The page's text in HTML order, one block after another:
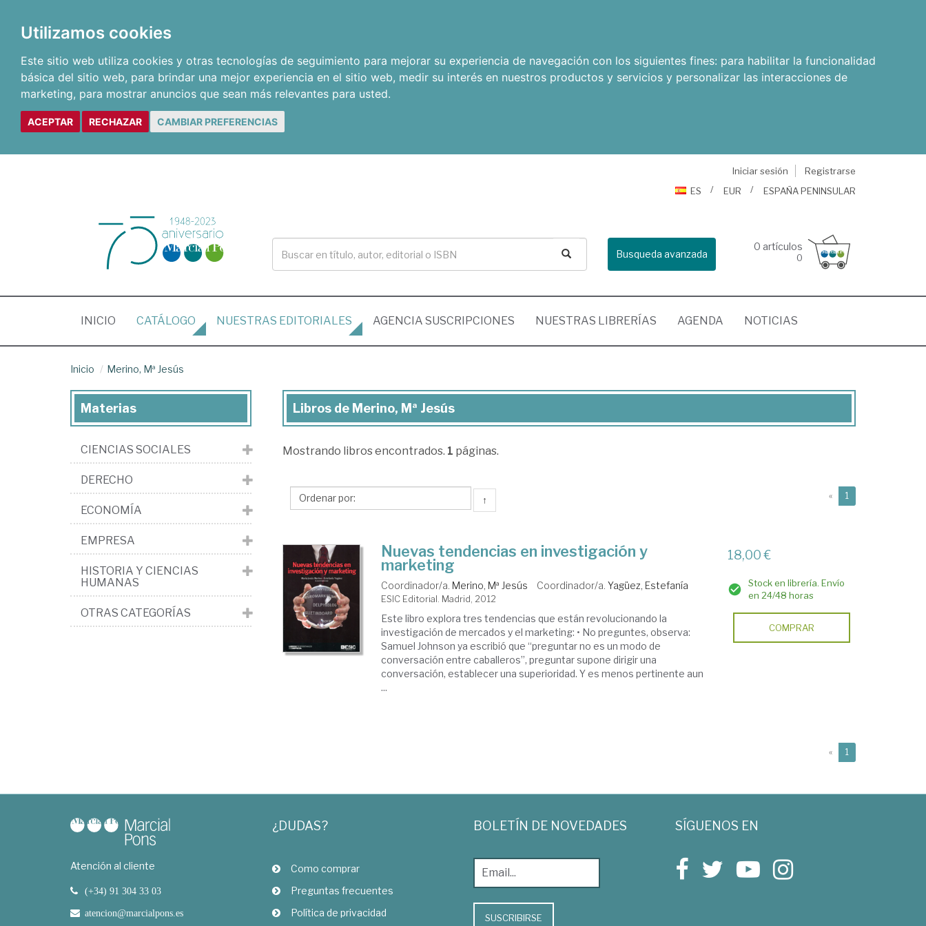
Utilizamos cookies
Este sitio web utiliza cookies y otras tecnologías de seguimiento para mejorar su experiencia de navegación con los siguientes fines: para habilitar la funcionalidad
básica del sitio web, para brindar una mejor experiencia en el sitio web, medir su interés en nuestros productos y servicios y personalizar las interacciones de
marketing, para mostrar anuncios que sean más relevantes para usted.
ACEPTAR RECHAZAR CAMBIAR PREFERENCIAS
Iniciar sesión
Registrarse
ES
EUR ESPAÑA PENINSULAR
Busqueda avanzada
0 artículos
0
INICIO (CURRENT)
CATÁLOGO NUESTRAS EDITORIALES AGENCIA SUSCRIPCIONES NUESTRAS LIBRERÍAS AGENDA NOTICIAS
Inicio Merino, Mª Jesús
Libros
Merino,
Jesús
Libros de Merino, Mª Jesús
Mostrando libros encontrados. 1 páginas.
↑ « 1
Nuevas tendencias en investigación y
marketing
Coordinador/a. Merino, Mª Jesús Coordinador/a.Yagüez, Estefanía
ESIC Editorial. Madrid, 2012
Este libro explora tres tendencias que están revolucionando la
investigación de mercados y el marketing: • No preguntes, observa:
Samuel Johnson ya escribió que “preguntar no es un modo de
conversación entre caballeros”, preguntar supone dirigir una
conversación, establecer una superioridad. Y es menos pertinente aun
...
18,00 €
Stock en librería. Envío
en 24/48 horas
COMPRAR
« 1
Materias
CIENCIAS SOCIALES
DERECHO
ECONOMÍA
EMPRESA
HISTORIA Y CIENCIAS
HUMANAS
OTRAS CATEGORÍAS
Atención al cliente
(+34) 91 304 33 03
atencion@marcialpons.es
¿DUDAS?
Como comprar
Preguntas frecuentes
Política de privacidad
BOLETÍN DE NOVEDADES
SUSCRIBIRSE
SÍGUENOS EN